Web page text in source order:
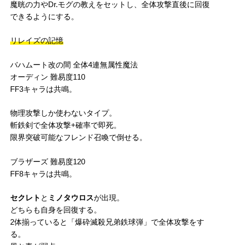
魔晄の力やDr.モグの教えをセットし、全体攻撃直後に回復
できるようにする。
リレイズの記憶
バハムート改の間 全体4連無属性魔法
オーディン 難易度110
FF3キャラは共鳴。
物理攻撃しか使わないタイプ。
斬鉄剣で全体攻撃+確率で即死。
限界突破可能なフレンド召喚で倒せる。
ブラザーズ 難易度120
FF8キャラは共鳴。
セクレト と ミノタウロスが出現。
どちらも自身を回復する。
2体揃っていると「爆砕滅殺兄弟鉄球弾」で全体攻撃をす
る。